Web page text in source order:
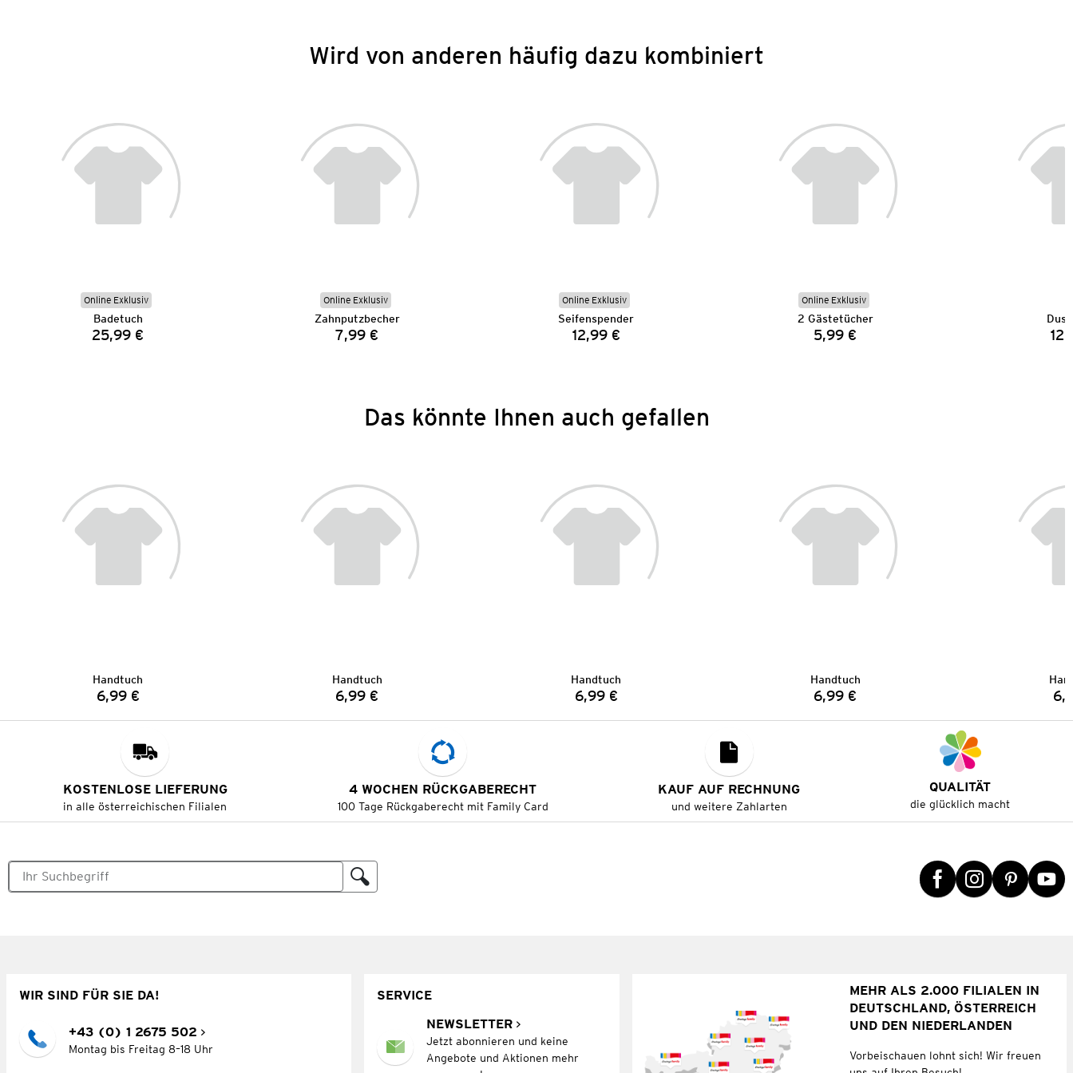
Wird von anderen häufig dazu kombiniert
Online Exklusiv
Badetuch
Preis:
25,99 €
Online Exklusiv
Zahnputzbecher
Preis:
7,99 €
Online Exklusiv
Seifenspender
Preis:
12,99 €
Online Exklusiv
2 Gästetücher
Preis:
5,99 €
Das könnte Ihnen auch gefallen
Handtuch
Preis:
6,99 €
Handtuch
Preis:
6,99 €
Handtuch
Preis:
6,99 €
Handtuch
Preis:
6,99 €
KOSTENLOSE LIEFERUNG
in alle österreichischen Filialen
4 WOCHEN RÜCKGABERECHT
100 Tage Rückgaberecht mit Family Card
KAUF AUF RECHNUNG
und weitere Zahlarten
QUALITÄT
die glücklich macht
WIR SIND FÜR SIE DA!
+43 (0) 1 2675 502
Montag bis Freitag 8–18 Uhr
SERVICE
NEWSLETTER
Jetzt abonnieren und keine
Angebote und Aktionen mehr
MEHR ALS 2.000 FILIALEN IN
DEUTSCHLAND, ÖSTERREICH
UND DEN NIEDERLANDEN
Vorbeischauen lohnt sich! Wir freuen